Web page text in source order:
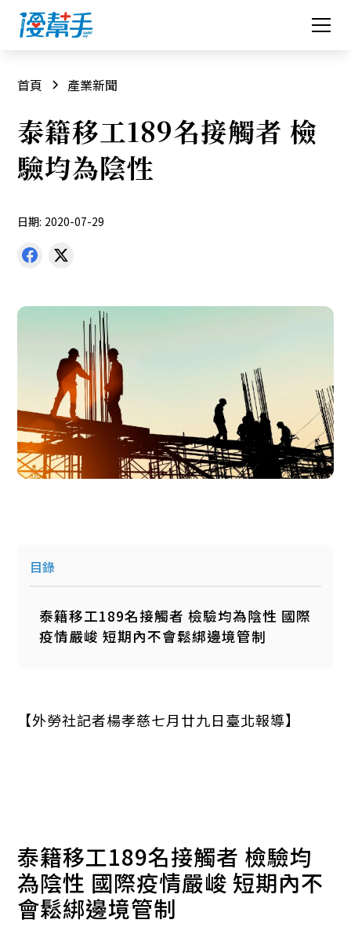
首頁 產業新聞
泰籍移工189名接觸者 檢
驗均為陰性
日期: 2020-07-29
目錄
泰籍移工189名接觸者 檢驗均為陰性 國際
疫情嚴峻 短期內不會鬆綁邊境管制
【外勞社記者楊孝慈七月廿九日臺北報導】
泰籍移工189名接觸者 檢驗均
為陰性 國際疫情嚴峻 短期內不
會鬆綁邊境管制